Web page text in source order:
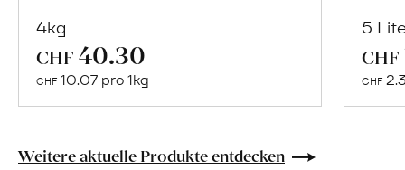
4kg
CHF 40.30
CHF 10.07 pro 1kg
Naturbelassene
Lebensmittel
5
CHF
CHF
Weitere aktuelle Produkte entdecken